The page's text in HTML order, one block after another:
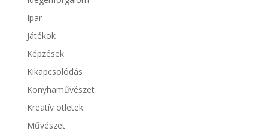
Ipar
Játékok
Képzések
Kikapcsolódás
Konyhaművészet
Kreatív ötletek
Művészet